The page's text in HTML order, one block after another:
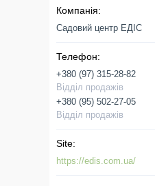
Садовий центр ЕДІС
+380 (97) 315-28-82
Відділ продажів
+380 (95) 502-27-05
Відділ продажів
https://edis.com.ua/